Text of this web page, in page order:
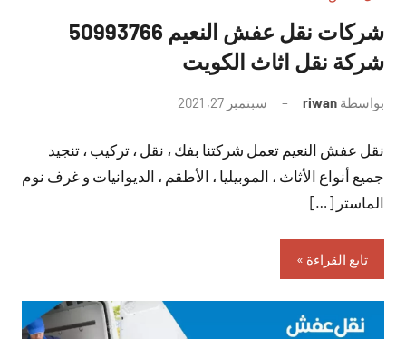
شركات نقل عفش النعيم 50993766
شركة نقل اثاث الكويت
بواسطة riwan سبتمبر 27, 2021
تعليقات
نقل عفش النعيم تعمل شركتنا بفك ، نقل ، تركيب ، تنجيد
جميع أنواع الأثاث ، الموبيليا ، الأطقم ، الديوانيات و غرف نوم
الماستر […]
تابع القراءة